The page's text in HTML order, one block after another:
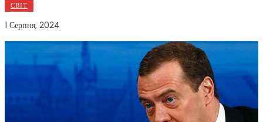
СВІТ
1 Серпня, 2024